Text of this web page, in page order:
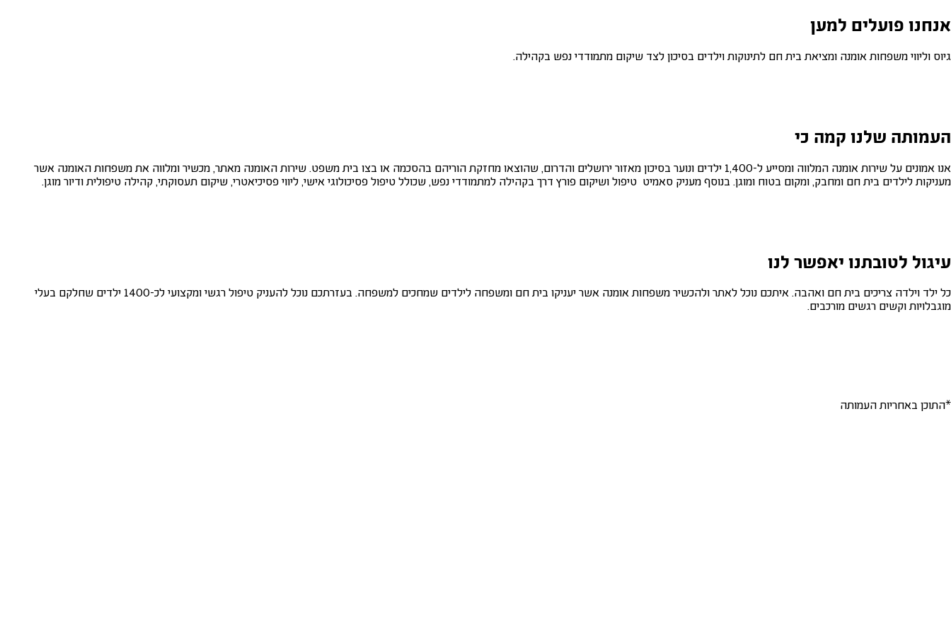
אנחנו פועלים למען
גיוס וליווי משפחות אומנה ומציאת בית חם לתינוקות וילדים בסיכון לצד שיקום מתמודדי נפש בקהילה.
העמותה שלנו קמה כי
אנו אמונים על שירות אומנה המלווה ומסייע ל-1,400 ילדים ונוער בסיכון מאזור ירושלים והדרום, שהוצאו מחזקת הוריהם בהסכמה או בצו בית משפט. שירות האומנה מאתר, מכשיר ומלווה את משפחות האומנה אשר
מעניקות לילדים בית חם ומחבק, ומקום בטוח ומוגן. בנוסף מעניק סאמיט טיפול ושיקום פורץ דרך בקהילה למתמודדי נפש, שכולל טיפול פסיכולוגי אישי, ליווי פסיכיאטרי, שיקום תעסוקתי, קהילה טיפולית ודיור מוגן.
עיגול לטובתנו יאפשר לנו
כל ילד וילדה צריכים בית חם ואהבה. איתכם נוכל לאתר ולהכשיר משפחות אומנה אשר יעניקו בית חם ומשפחה לילדים שמחכים למשפחה. בעזרתכם נוכל להעניק טיפול רגשי ומקצועי לכ-1400 ילדים שחלקם בעלי
מוגבלויות וקשים רגשים מורכבים.
*התוכן באחריות העמותה